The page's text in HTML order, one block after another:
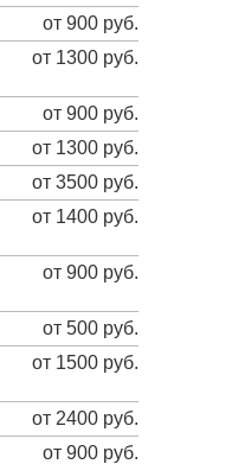
от 900 руб.
от 1300 руб.
от 900 руб.
от 1300 руб.
от 3500 руб.
от 1400 руб.
от 900 руб.
от 500 руб.
от 1500 руб.
от 2400 руб.
от 900 руб.